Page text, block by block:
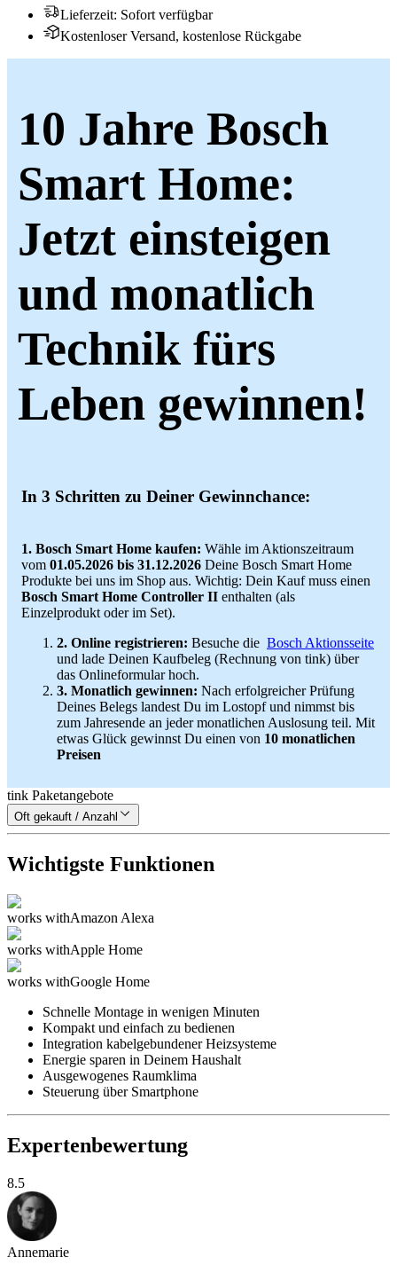
Lieferzeit: Sofort verfügbar
Kostenloser Versand, kostenlose Rückgabe
10 Jahre Bosch
Smart Home:
Jetzt einsteigen
und monatlich
Technik fürs
Leben gewinnen!
In 3 Schritten zu Deiner Gewinnchance:
1. Bosch Smart Home kaufen: Wähle im Aktionszeitraum
vom 01.05.2026 bis 31.12.2026 Deine Bosch Smart Home
Produkte bei uns im Shop aus. Wichtig: Dein Kauf muss einen
Bosch Smart Home Controller II enthalten (als
Einzelprodukt oder im Set).
2. Online registrieren: Besuche die Bosch Aktionsseite
und lade Deinen Kaufbeleg (Rechnung von tink) über
das Onlineformular hoch.
3. Monatlich gewinnen: Nach erfolgreicher Prüfung
Deines Belegs landest Du im Lostopf und nimmst bis
zum Jahresende an jeder monatlichen Auslosung teil. Mit
etwas Glück gewinnst Du einen von 10 monatlichen
Preisen
tink Paketangebote
Oft gekauft / Anzahl
Wichtigste Funktionen
works withAmazon Alexa
works withApple Home
works withGoogle Home
Schnelle Montage in wenigen Minuten
Kompakt und einfach zu bedienen
Integration kabelgebundener Heizsysteme
Energie sparen in Deinem Haushalt
Ausgewogenes Raumklima
Steuerung über Smartphone
Expertenbewertung
8.5
Annemarie